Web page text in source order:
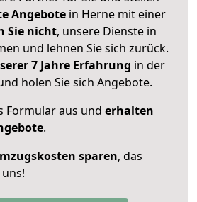
Angebote in Herne mit einer
Sie nicht, unsere Dienste in
und lehnen Sie sich zurück.
7 Jahre Erfahrung in der
holen Sie sich Angebote.
Formular aus und erhalten
.
sparen, das